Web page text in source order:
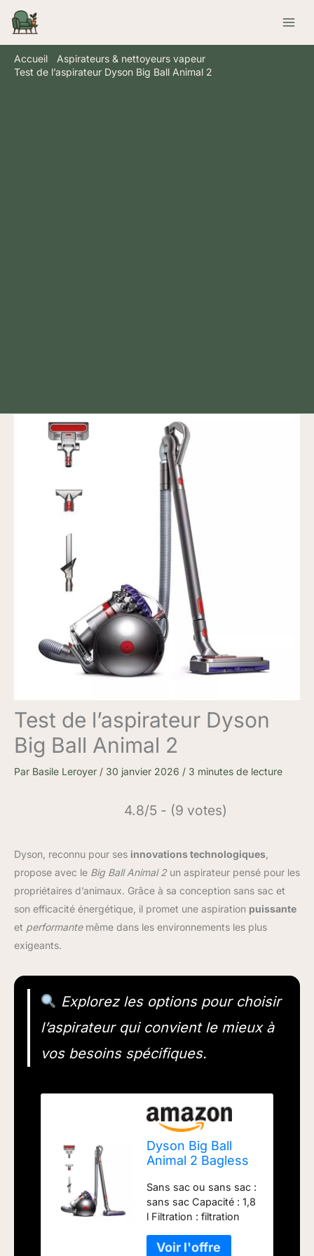
Aller
contenu
Accueil
Aspirateurs & nettoyeurs vapeur
Test de l’aspirateur Dyson Big Ball Animal 2
Test de l’aspirateur Dyson
Big Ball Animal 2
Par Basile Leroyer / 30 janvier 2026 / 3 minutes de lecture
4.8/5 - (9 votes)
Dyson, reconnu pour ses innovations technologiques
propose avec le Big Ball Animal 2un aspirateur pensé pour les
propriétaires d’animaux. Grâce à sa conception sans sac et
son efficacité énergétique, il promet une aspiration puissante
et performantemême dans les environnements les plus
exigeants.
Explorez les options pour choisir
l’aspirateur qui convient le mieux à
vos besoins spécifiques.
Dyson Big Ball
Animal 2 Bagless
Cleaner
Sans sac ou sans sac :
sans sac Capacité : 1,8
l Filtration : filtration
lavable à vie Manuf
Rechercher